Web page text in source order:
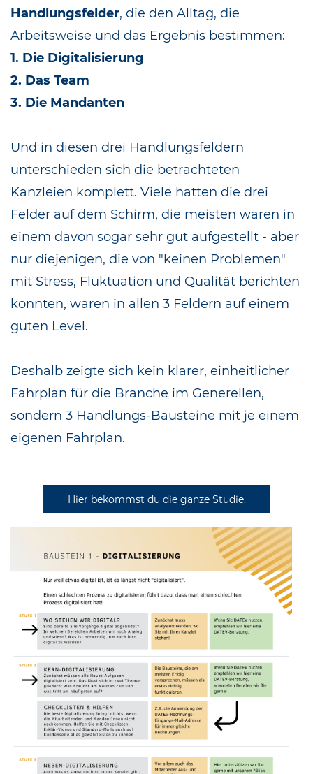
Handlungsfelder, die den Alltag, die
Arbeitsweise und das Ergebnis bestimmen:
1. Die Digitalisierung
2. Das Team
3. Die Mandanten
Und in diesen drei Handlungsfeldern
unterschieden sich die betrachteten
Kanzleien komplett. Viele hatten die drei
Felder auf dem Schirm, die meisten waren in
einem davon sogar sehr gut aufgestellt - aber
nur diejenigen, die von "keinen Problemen"
mit Stress, Fluktuation und Qualität berichten
konnten, waren in allen 3 Feldern auf einem
guten Level.
Deshalb zeigte sich kein klarer, einheitlicher
Fahrplan für die Branche im Generellen,
sondern 3 Handlungs-Bausteine mit je einem
eigenen Fahrplan.
Hier bekommst du die ganze Studie.